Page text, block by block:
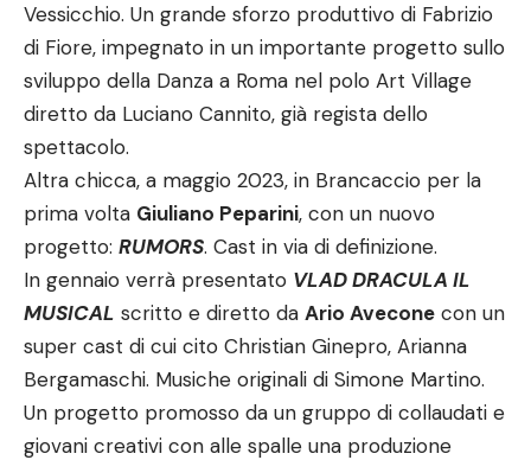
Vessicchio. Un grande sforzo produttivo di Fabrizio
di Fiore, impegnato in un importante progetto sullo
sviluppo della Danza a Roma nel polo Art Village
diretto da Luciano Cannito, già regista dello
spettacolo.
Altra chicca, a maggio 2023, in Brancaccio per la
prima volta Giuliano Peparini, con un nuovo
progetto: RUMORS. Cast in via di definizione.
In gennaio verrà presentato VLAD DRACULA IL
MUSICAL scritto e diretto da Ario Avecone con un
super cast di cui cito Christian Ginepro, Arianna
Bergamaschi. Musiche originali di Simone Martino.
Un progetto promosso da un gruppo di collaudati e
giovani creativi con alle spalle una produzione